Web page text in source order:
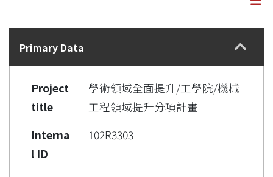
Statistics
Details
Primary Data
Project
title
學術領域全面提升/工學院/機械
工程領域提升分項計畫
Interna
l ID
102R3303